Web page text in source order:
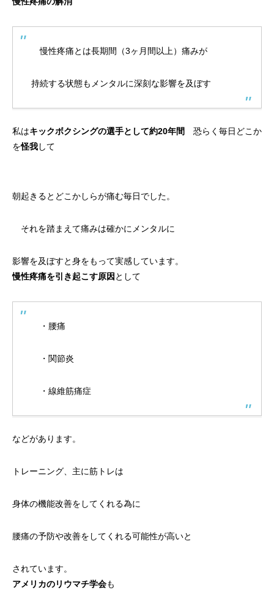
慢性疼痛とは長期間（3ヶ月間以上）痛みが
持続する状態もメンタルに深刻な影響を及ぼす
私はキックボクシングの選手として約20年間
恐らく毎日どこか
を怪我して
朝起きるとどこかしらが痛む毎日でした。
それを踏まえて痛みは確かにメンタルに
影響を及ぼすと身をもって実感しています。
慢性疼痛を引き起こす原因 として
・腰痛
・関節炎
・線維筋痛症
などがあります。
トレーニング、主に筋トレは
身体の機能改善をしてくれる為に
腰痛の予防や改善をしてくれる可能性が高いと
されています。
アメリカのリウマチ学会も